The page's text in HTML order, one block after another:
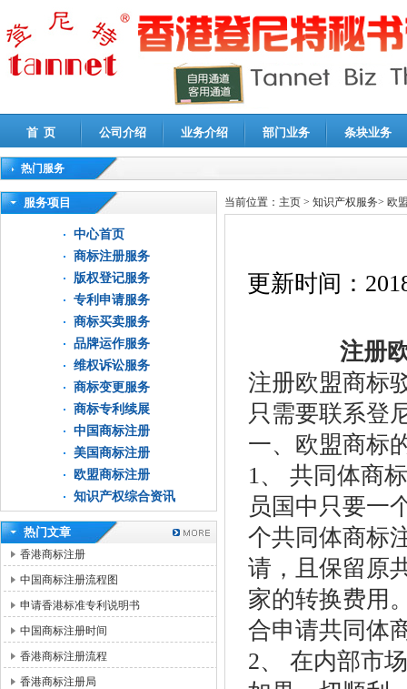
首 页 公司介绍 业务介绍 部门业务 条块业务
热门服务
高新技术企业认定审计|企业所得税汇算清缴申报鉴证
服务项目
中心首页
商标注册服务
版权登记服务
专利申请服务
商标买卖服务
品牌运作服务
维权诉讼服务
商标变更服务
商标专利续展
中国商标注册
美国商标注册
欧盟商标注册
知识产权综合资讯
热门文章
香港商标注册
中国商标注册流程图
申请香港标准专利说明书
中国商标注册时间
香港商标注册流程
香港商标注册局
当前位置： 主页 > 知识产权服务> 欧
更新时间：
注册
注册欧盟商标
只需要联系登
一、欧盟商标
1、 共同体商
员国中只要一
个共同体商标
请，且保留原
家的转换费用
合申请共同体
2、 在内部市